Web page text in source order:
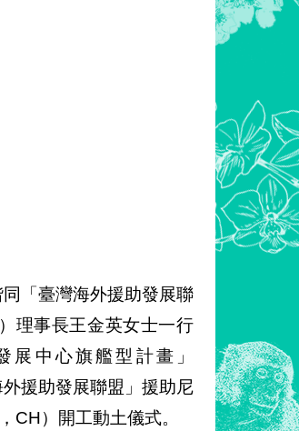
「臺灣海外援助發展聯
理事長王金英女士一行
中心旗艦型計畫」
援助發展聯盟」援助尼
）開工動土儀式。